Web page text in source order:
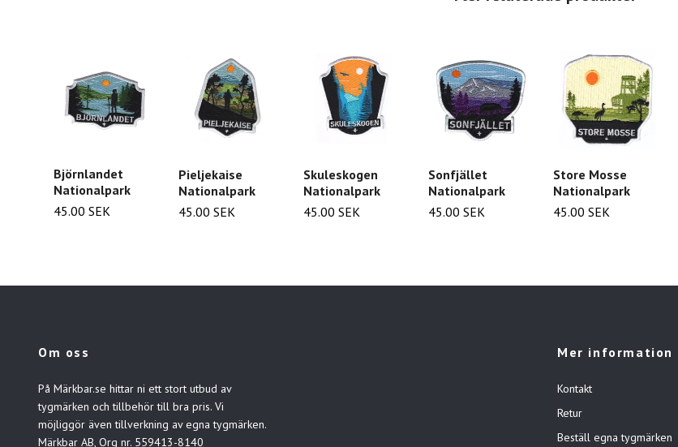
Björnlandet
Nationalpark
45.00 SEK
Pieljekaise
Nationalpark
45.00 SEK
Skuleskogen
Nationalpark
45.00 SEK
Sonfjället
Nationalpark
45.00 SEK
Store Mosse
Nationalpark
45.00 SEK
Om oss
På Märkbar.se hittar ni ett stort utbud av
tygmärken och tillbehör till bra pris. Vi
möjliggör även tillverkning av egna tygmärken.
Märkbar AB, Org nr. 559413-8140
Mer information
Kontakt
Retur
Beställ egna tygmärken